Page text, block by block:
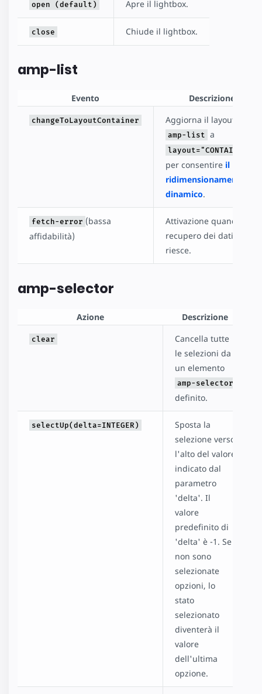
open (default) Apre il lightbox.
close Chiude il lightbox.
amp-list
Evento Descrizione
changeToLayoutContainer Aggiorna il layout di
amp-list a
layout="CONTAINTER"
per consentire il
ridimensionamento
dinamico.
fetch-error (bassa
affidabilità)
Attivazione quando il
recupero dei dati non
riesce.
amp-selector
Azione Descrizione
clear
Cancella tutte
le selezioni da
un elemento
amp-selector
definito.
selectUp(delta=INTEGER)
Sposta la
selezione verso
l'alto del valore
indicato dal
parametro
'delta'. Il
valore
predefinito di
'delta' è -1. Se
non sono
selezionate
opzioni, lo
stato
selezionato
diventerà il
valore
dell'ultima
opzione.